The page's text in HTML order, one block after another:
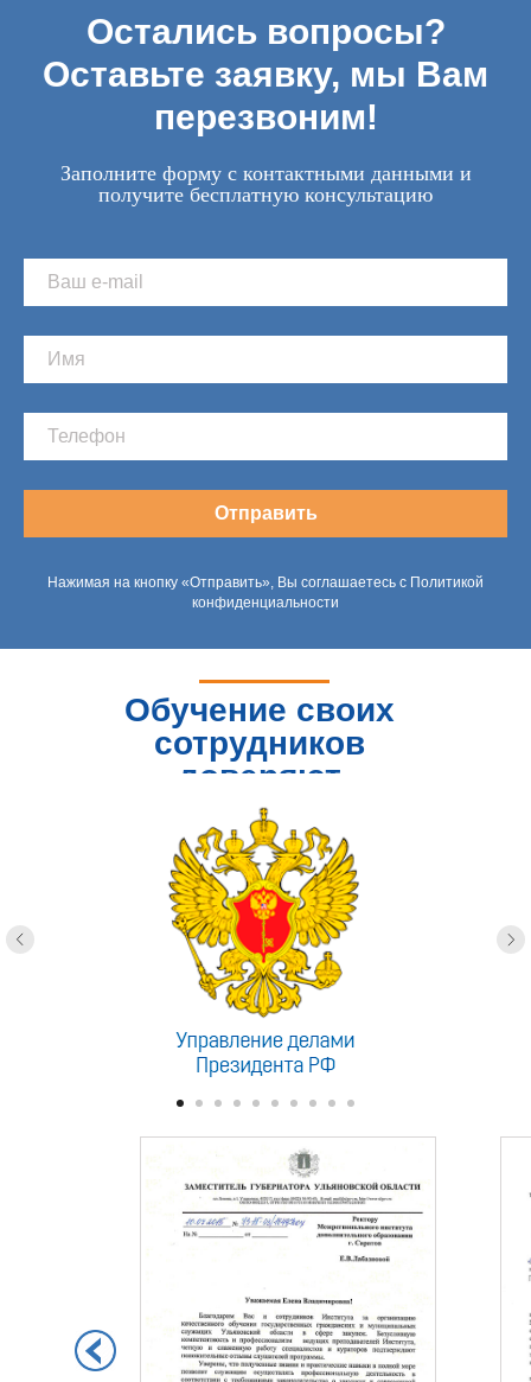
Остались вопросы?
Оставьте заявку, мы Вам
перезвоним!
Заполните форму с контактными данными и
получите бесплатную консультацию
Отправить
Нажимая на кнопку «Отправить», Вы соглашаетесь с Политикой
конфиденциальности
Обучение своих
сотрудников
доверяют